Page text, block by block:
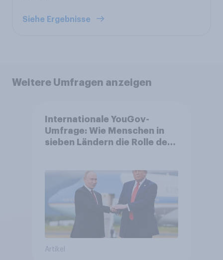
Siehe Ergebnisse
Weitere Umfragen anzeigen
Internationale YouGov-
Umfrage: Wie Menschen in
sieben Ländern die Rolle der
Bedrohungen und Bündnisse
bewerten
Artikel